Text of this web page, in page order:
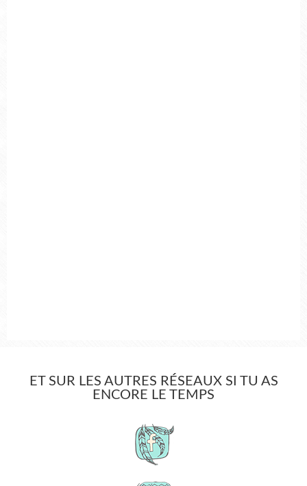
ET SUR LES AUTRES RÉSEAUX SI TU AS
ENCORE LE TEMPS